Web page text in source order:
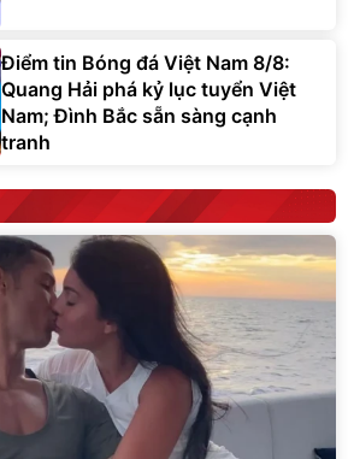
Điểm tin Bóng đá Việt Nam 8/8:
Quang Hải phá kỷ lục tuyển Việt
Nam; Đình Bắc sẵn sàng cạnh
tranh